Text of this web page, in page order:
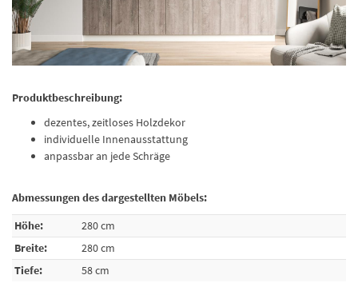
Produktbeschreibung:
dezentes, zeitloses Holzdekor
individuelle Innenausstattung
anpassbar an jede Schräge
Abmessungen des dargestellten Möbels:
Höhe:
280 cm
Breite:
280 cm
Tiefe:
58 cm